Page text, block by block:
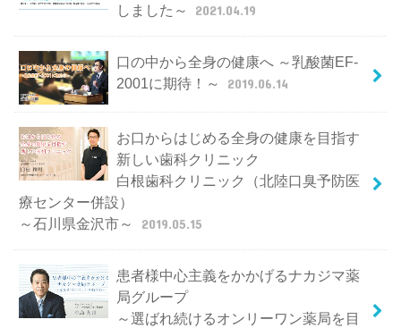
しました～
2021.04.19
口の中から全身の健康へ ～乳酸菌EF-
2001に期待！～
2019.06.14
お口からはじめる全身の健康を目指す
新しい歯科クリニック
白根歯科クリニック（北陸口臭予防医
療センター併設）
～石川県金沢市～
2019.05.15
患者様中心主義をかかげるナカジマ薬
局グループ
～選ばれ続けるオンリーワン薬局を目